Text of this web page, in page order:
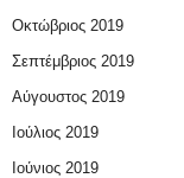
Οκτώβριος 2019
Σεπτέμβριος 2019
Αύγουστος 2019
Ιούλιος 2019
Ιούνιος 2019